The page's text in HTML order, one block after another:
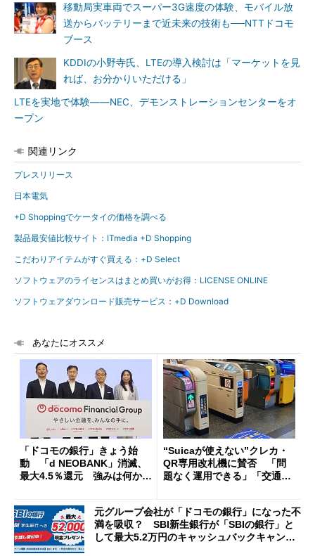
移動局実車両でスーパー3G速度の体験、モバイル放
送からバッテリーまで近未来の技術も──NTTドコモ
ブース
KDDIの小野寺氏、LTEの導入検討は「マーケットを見
れば、お分かりいただける」
LTEを実地で体験――NEC、デモンストレーションセンターをオ
ープン
関連リンク
プレスリリース
日本電気
+D Shoppingでケータイの価格を調べる
製品最安値比較サイト：ITmedia +D Shopping
こだわりアイテムがすぐ買える：+D Select
ソフトウェアのライセンスはまとめ買いがお得：LICENSE ONLINE
ソフトウェアダウンロード販売サービス：+D Download
あなたにオススメ
「ドコモの銀行」きょう始
動 「d NEOBANK」消滅、
最大4.5％還元 強みは何か解
“Suicaが使えない”クレカ・
QR専用改札機に賛否 「問
題なく運用できる」「交通系I
元グループ会社が「ドコモの銀行」になった不
満を吸収？ SBI新生銀行が「SBIの銀行」と
して最大5.2万円のキャッシュバックキャンペ